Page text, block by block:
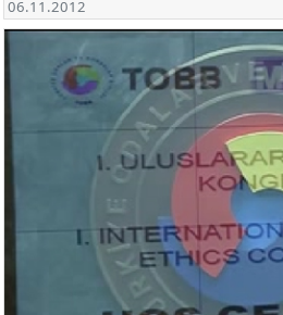
06.11.2012